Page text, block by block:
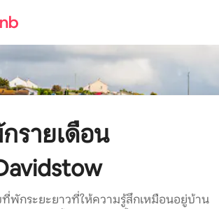
รายเดือน
พักระยะยาวที่ให้ความรู้สึกเหมือนอยู่บ้าน